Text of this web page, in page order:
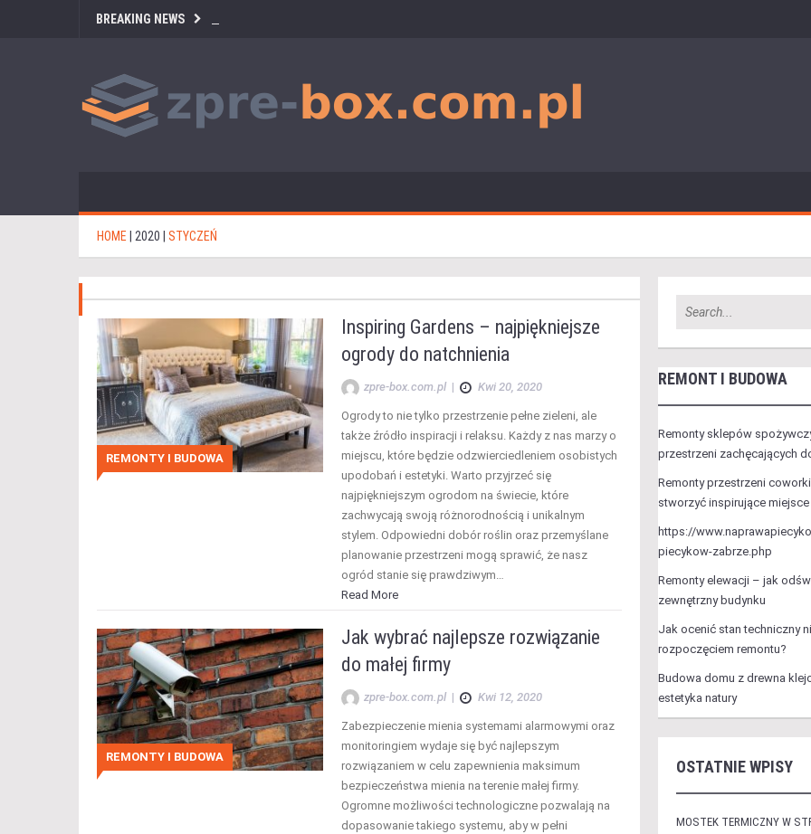
BREAKING NEWS
HOME 2020 STYCZEŃ
REMONTY I BUDOWA
Inspiring Gardens – najpiękniejsze
ogrody do natchnienia
zpre-box.com.pl | Kwi 20, 2020
Ogrody to nie tylko przestrzenie pełne zieleni, ale
także źródło inspiracji i relaksu. Każdy z nas marzy o
miejscu, które będzie odzwierciedleniem osobistych
upodobań i estetyki. Warto przyjrzeć się
najpiękniejszym ogrodom na świecie, które
zachwycają swoją różnorodnością i unikalnym
stylem. Odpowiedni dobór roślin oraz przemyślane
planowanie przestrzeni mogą sprawić, że nasz
ogród stanie się prawdziwym…
Read More
REMONTY I BUDOWA
Jak wybrać najlepsze rozwiązanie
do małej firmy
zpre-box.com.pl | Kwi 12, 2020
Zabezpieczenie mienia systemami alarmowymi oraz
monitoringiem wydaje się być najlepszym
rozwiązaniem w celu zapewnienia maksimum
bezpieczeństwa mienia na terenie małej firmy.
Ogromne możliwości technologiczne pozwalają na
dopasowanie takiego systemu, aby w pełni
REMONT I BUDOWA
Remonty sklepów
przestrzeni zachęcających
Remonty przestrzeni
stworzyć inspirujące
https://
piecykow-zabrze.php
Remonty elewacji – jak
zewnętrzny budynku
Jak ocenić stan techniczny
rozpoczęciem remontu?
Budowa domu z drewna
estetyka natury
OSTATNIE WPISY
MOSTEK TERMICZNY W